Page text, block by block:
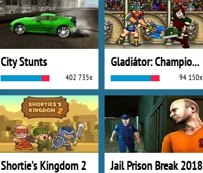
City Stunts
402 735x
Gladiátor: Champions Sprint
94 150x
Shortie's Kingdom 2 Jail Prison Break 2018